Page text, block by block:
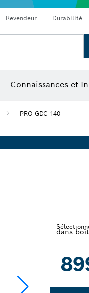
Revendeur Durabilité
Connaissances et
PRO GDC 140
closed